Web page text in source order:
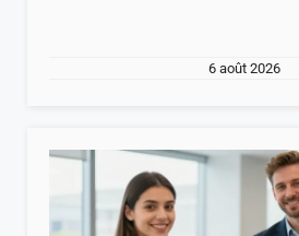
6 août 2026